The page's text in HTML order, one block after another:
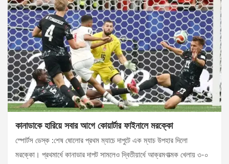
কানাডাকে হারিয়ে সবার আগে কোয়ার্টার ফাইনালে মরক্কো
স্পোর্টস ডেস্ক :শেষ ষোলোর প্রথম ম্যাচে দাপুটে এক ম্যাচ উপহার দিলো
মরক্কো। প্রথমার্ধে কানাডার দাপট সামলেও দ্বিতীয়ার্ধে আক্রমণাত্মক খেলায় ৩-০